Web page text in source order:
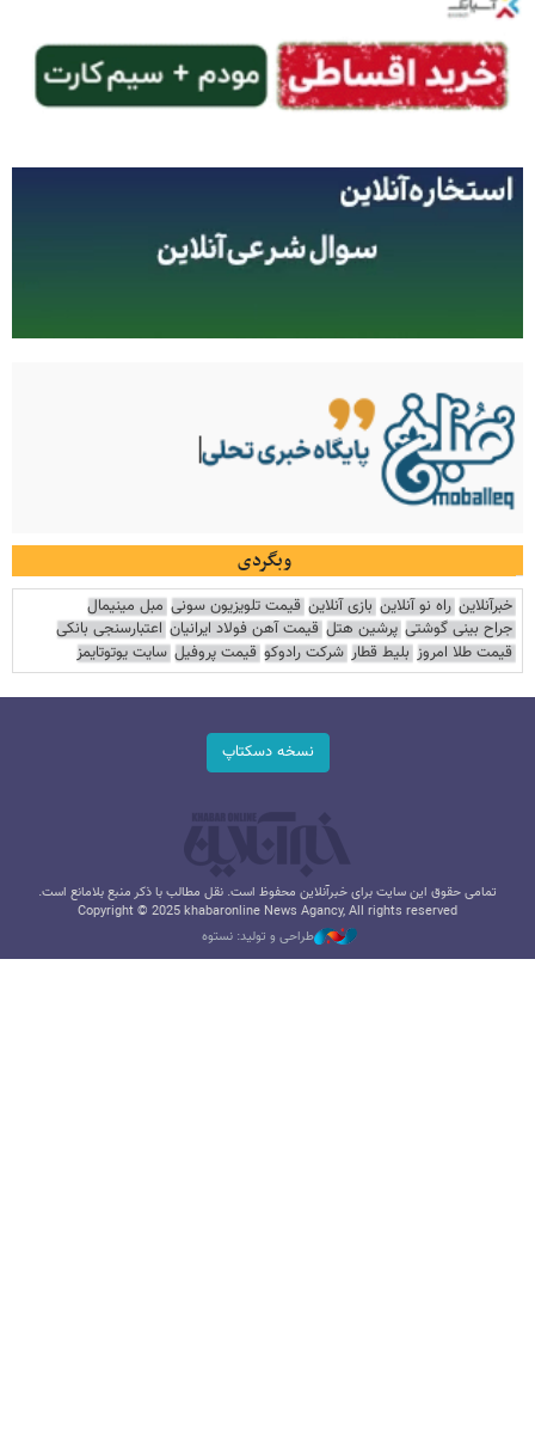
وبگردی
خبرآنلاین راه نو آنلاین بازی آنلاین قیمت تلویزیون سونی مبل مینیمال
جراح بینی گوشتی پرشین هتل قیمت آهن فولاد ایرانیان اعتبارسنجی بانکی
قیمت طلا امروز بلیط قطار شرکت رادوکو قیمت پروفیل سایت یوتوتایمز
نسخه دسکتاپ
تمامی حقوق این سایت برای خبرآنلاین محفوظ است. نقل مطالب با ذکر منبع بلامانع است.
Copyright © 2025 khabaronline News Agancy, All rights reserved
طراحی و تولید: نستوه